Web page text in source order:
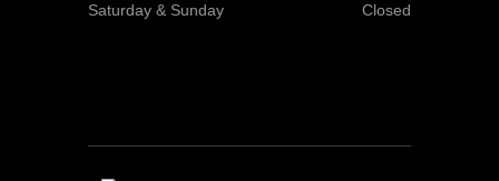
Saturday & Sunday Closed